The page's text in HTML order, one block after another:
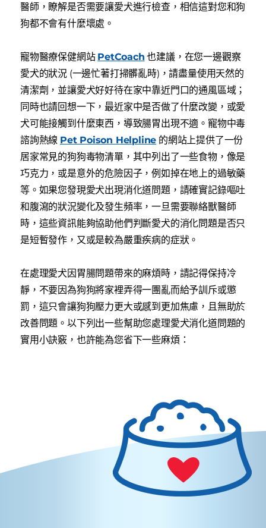
醫師，瞭解是否需要讓愛犬進行檢查，相信這對您和狗
狗都不會有什麼壞處。
寵物醫療保健網站 PetCoach 也建議，在您一邊觀察
愛犬的狀況 (一邊忙著打掃髒亂時)，請盡量使用天然的
清潔劑，並讓愛犬好好待在家中靠近門口的通風區域；
同時也請回想一下，最近家中是否做了什麼改變，或愛
犬可能接觸到什麼東西，導致腸胃出現不適。寵物中毒
諮詢熱線 Pet Poison Helpline 的網站上提供了一份
居家常見的狗狗毒物清單，其中列出了一些食物，像是
巧克力，或是意外的危險因子，例如掉在地上的過敏藥
等。如果您發現愛犬出現消化道問題，請確實記錄嘔吐
和腹瀉的狀況變化及發生頻率，一旦需要聯絡獸醫師
時，這些資訊能夠協助他們判斷愛犬的消化問題是否只
是短暫發作，又或是較為嚴重疾病的症狀。
在處理愛犬因胃腸問題帶來的麻煩時，請記得保持冷
靜，不要因為狗狗將家裡弄得一團亂而給予訓斥或懲
罰，這只會讓狗狗壓力更大或感到更加焦慮，且無助於
改善問題。以下列出一些幫助您處理愛犬消化道問題的
實用小訣竅，也許能為您省下一些麻煩：